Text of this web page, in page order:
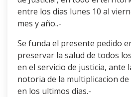
entre los dias lunes 10 al
mes y año..-
Se funda el presente pedido
preservar la salud de todos
en el servicio de justicia, ante
notoria de la multiplicacion
en los ultimos dias.-